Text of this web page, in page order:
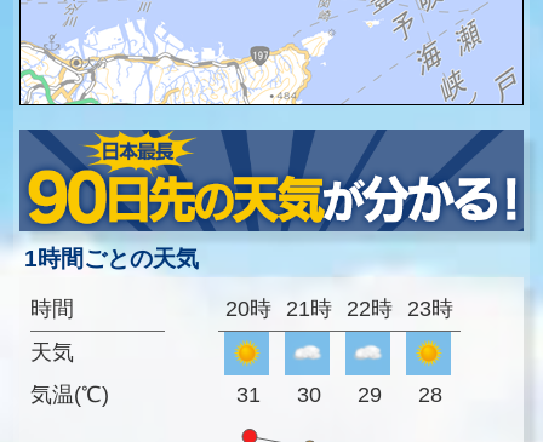
1時間ごとの天気
時間
天気
気温(℃)
20時 21時 22時 23時
31 30 29 28